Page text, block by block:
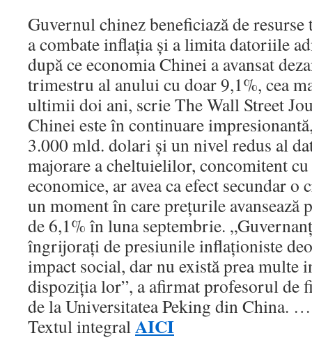
Guvernul chinez beneficiază de
a combate inflaţia şi a limita datoriile
după ce economia Chinei a avansat
trimestru al anului cu doar 9,1%, cea
ultimii doi ani, scrie The Wall Street
Chinei este în continuare
3.000 mld. dolari şi un nivel redus al
majorare a cheltuielilor, concomitent
economice, ar avea ca efect secundar
un moment în care preţurile avansează
de 6,1% în luna septembrie.
îngrijoraţi de presiunile inflaţioniste
impact social, dar nu există prea multe
dispoziţia lor”, a afirmat profesorul de
de la Universitatea Peking din China.
Textul integralAICI